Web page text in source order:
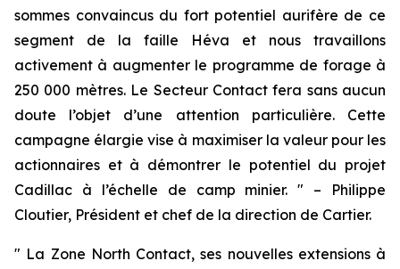
sommes convaincus du fort potentiel aurifère de ce
segment de la faille Héva et nous travaillons
activement à augmenter le programme de forage à
250 000 mètres. Le Secteur Contact fera sans aucun
doute l’objet d’une attention particulière. Cette
campagne élargie vise à maximiser la valeur pour les
actionnaires et à démontrer le potentiel du projet
Cadillac à l’échelle de camp minier." – Philippe
Cloutier, Président et chef de la direction de Cartier.
" La Zone North Contact, ses nouvelles extensions à